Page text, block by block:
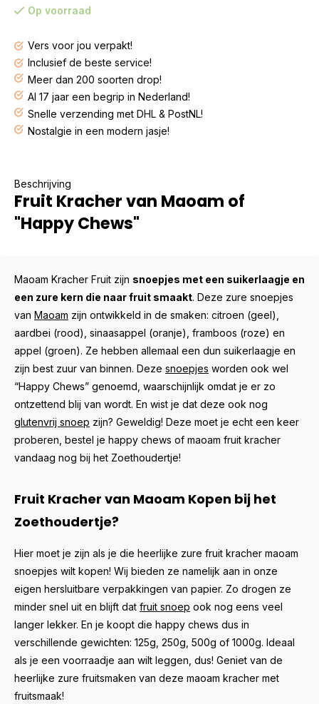
Op voorraad
Vers voor jou verpakt!
Inclusief de beste service!
Meer dan 200 soorten drop!
Al 17 jaar een begrip in Nederland!
Snelle verzending met DHL & PostNL!
Nostalgie in een modern jasje!
Beschrijving
Fruit Kracher van Maoam of
"Happy Chews"
Maoam Kracher Fruit zijn snoepjes met een suikerlaagje en
een zure kern die naar fruit smaakt. Deze zure snoepjes
van Maoam zijn ontwikkeld in de smaken: citroen (geel),
aardbei (rood), sinaasappel (oranje), framboos (roze) en
appel (groen). Ze hebben allemaal een dun suikerlaagje en
zijn best zuur van binnen. Deze snoepjes worden ook wel
“Happy Chews” genoemd, waarschijnlijk omdat je er zo
ontzettend blij van wordt. En wist je dat deze ook nog
glutenvrij snoep zijn? Geweldig! Deze moet je echt een keer
proberen, bestel je happy chews of maoam fruit kracher
vandaag nog bij het Zoethoudertje!
Fruit Kracher van Maoam Kopen bij het
Zoethoudertje?
Hier moet je zijn als je die heerlijke zure fruit kracher maoam
snoepjes wilt kopen! Wij bieden ze namelijk aan in onze
eigen hersluitbare verpakkingen van papier. Zo drogen ze
minder snel uit en blijft dat fruit snoep ook nog eens veel
langer lekker. En je koopt die happy chews dus in
verschillende gewichten: 125g, 250g, 500g of 1000g. Ideaal
als je een voorraadje aan wilt leggen, dus! Geniet van de
heerlijke zure fruitsmaken van deze maoam kracher met
fruitsmaak!